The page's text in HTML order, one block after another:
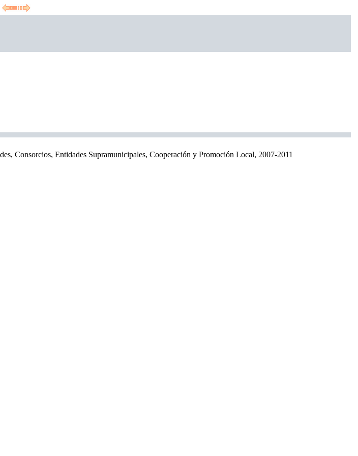
Consorcios, Entidades Supramunicipales, Cooperación y Promoción Local, 2007-2011